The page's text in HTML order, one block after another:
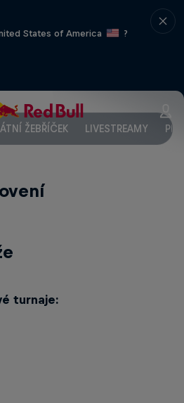
States of America
?
ŽEBŘÍČEK LIVESTREAMY
turnaje: